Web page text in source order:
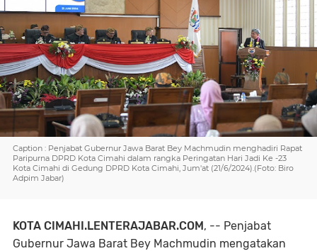
Caption : Penjabat Gubernur Jawa Barat Bey Machmudin menghadiri Rapat
Paripurna DPRD Kota Cimahi dalam rangka Peringatan Hari Jadi Ke -23
Kota Cimahi di Gedung DPRD Kota Cimahi, Jum'at (21/6/2024).(Foto: Biro
Adpim Jabar)
KOTA CIMAHI.LENTERAJABAR.COM, -- Penjabat
Gubernur Jawa Barat Bey Machmudin mengatakan